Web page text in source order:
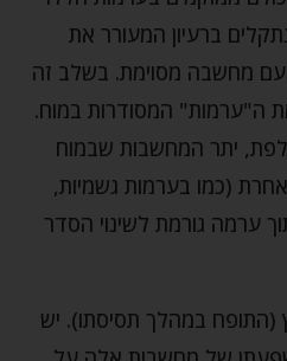
ברעיון המעורר את
מחשבה מסוימת. בשלב זה
המסודרות במוח.
יתר המחשבות שבמוח
(כמו בערמות גשמיות,
ערמה גורמת לשינוי הסדר
במהלך תסיסתו). יש